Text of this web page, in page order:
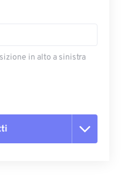
in alto a sinistra